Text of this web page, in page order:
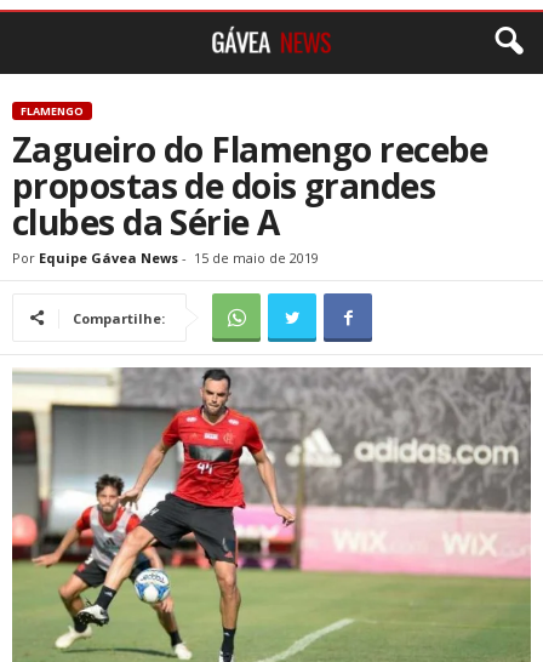
FLAMENGO
Zagueiro do Flamengo recebe
propostas de dois grandes
clubes da Série A
Por Equipe Gávea News - 15 de maio de 2019
Compartilhe: